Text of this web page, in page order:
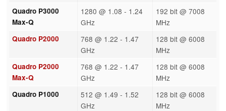
Quadro P3000
Max-Q
1280 @ 1.08 - 1.24
GHz
192 bit @ 7008
MHz
Quadro P2000
768 @ 1.22 - 1.47
GHz
128 bit @ 6008
MHz
Quadro P2000
Max-Q
768 @ 1.22 - 1.47
GHz
128 bit @ 6008
MHz
Quadro P1000
512 @ 1.49 - 1.52
GHz
128 bit @ 6008
MHz